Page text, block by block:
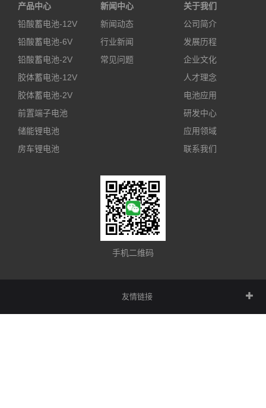
产品中心
铅酸蓄电池-12V
铅酸蓄电池-6V
铅酸蓄电池-2V
胶体蓄电池-12V
胶体蓄电池-2V
前置端子电池
储能锂电池
房车锂电池
新闻中心
新闻动态
行业新闻
常见问题
关于我们
公司简介
发展历程
企业文化
人才理念
电池应用
研发中心
应用领域
联系我们
手机二维码
友情链接